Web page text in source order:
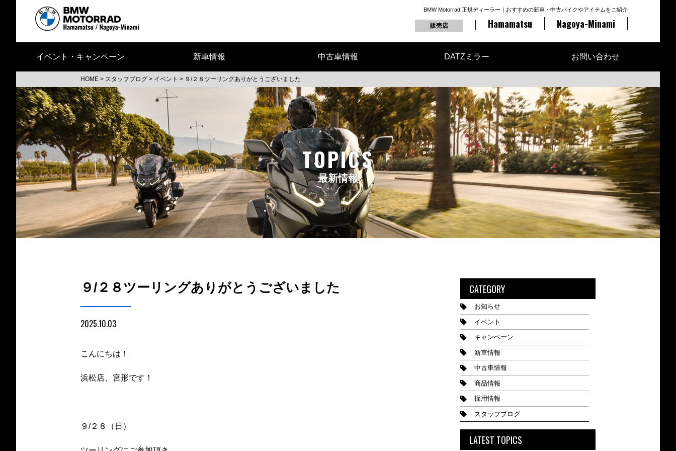
BMW Motorrad 正規ディーラー｜おすすめの新車・中古バイクやアイテムをご紹介
販売店 Hamamatsu Nagoya-Minami
イベント・キャンペーン 新車情報 中古車情報 DATZミラー お問い合わせ
HOME > スタッフブログ > イベント > ９/２８ツーリングありがとうございました
TOPICS
最新情報
９/２８ツーリングありがとうございました
2025.10.03
こんにちは！
浜松店、宮形です！
９/２８（日）
CATEGORY
お知らせ
イベント
キャンペーン
新車情報
中古車情報
商品情報
採用情報
スタッフブログ
LATEST TOPICS